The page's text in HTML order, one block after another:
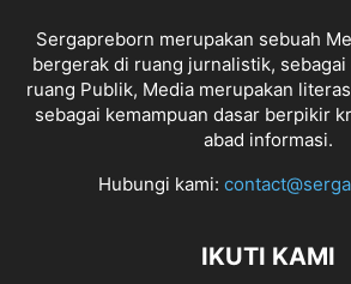
Sergapreborn merupakan sebuah
bergerak di ruang jurnalistik,
ruang Publik, Media merupakan
sebagai kemampuan dasar berpikir
abad informasi.
Hubungi kami:
IKUTI KAMI